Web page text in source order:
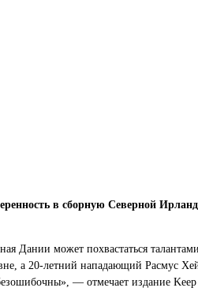
в сборную Северной
Дании может похвастаться
а 20-летний нападающий Расмус
— отмечает издание Keep